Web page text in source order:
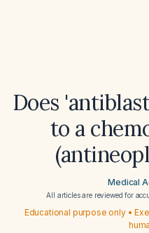
Does
to a
Medical
All articles are reviewed for
Educational purpose only •